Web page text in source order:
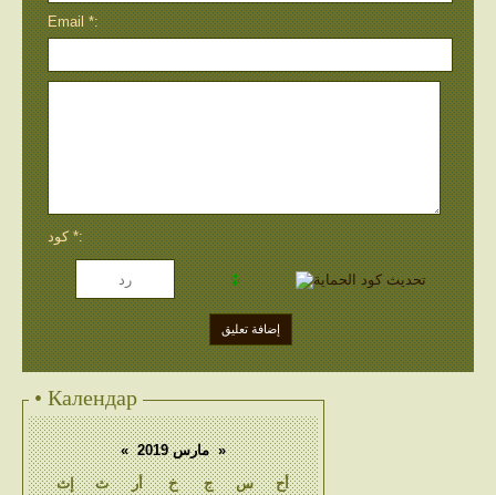
Email *:
كود *:
• Календар
« مارس 2019 »
إث
ث أر خ ج س أح